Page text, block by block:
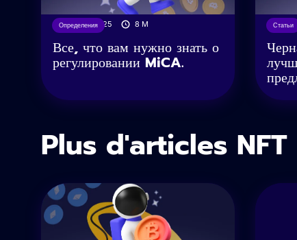
Определения
04/04/2025 8 M
Все, что вам нужно знать о
регулировании MiCA.
Статьи
29/
Plus d'articles NFT